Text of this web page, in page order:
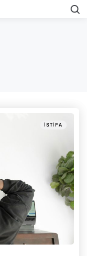
Categories
Posted
İSTIFA